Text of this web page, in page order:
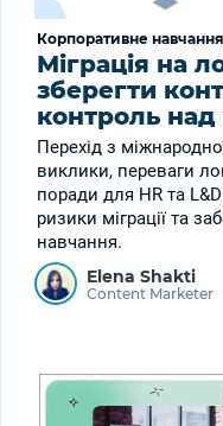
Корпоративне навчання
Міграція на
зберегти
контроль
Перехід з
виклики, переваги
поради для HR та
ризики міграції та
навчання.
Elena Shakti
Content Marketer